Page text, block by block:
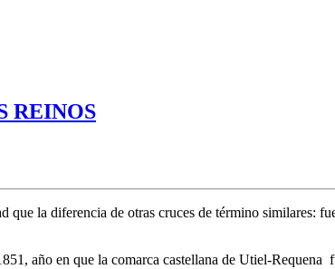
REINOS
la diferencia de otras cruces de término similares:
año en que la comarca castellana de Utiel-